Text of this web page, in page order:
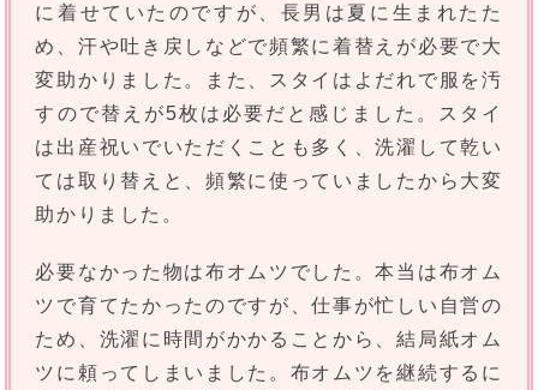
に着せていたのですが、長男は夏に生まれたた
め、汗や吐き戻しなどで頻繁に着替えが必要で大
変助かりました。また、スタイはよだれで服を汚
すので替えが5枚は必要だと感じました。スタイ
は出産祝いでいただくことも多く、洗濯して乾い
ては取り替えと、頻繁に使っていましたから大変
助かりました。
必要なかった物は布オムツでした。本当は布オム
ツで育てたかったのですが、仕事が忙しい自営の
ため、洗濯に時間がかかることから、結局紙オム
ツに頼ってしまいました。布オムツを継続するに